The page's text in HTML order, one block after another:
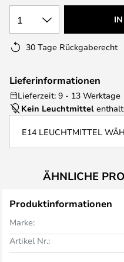
1
30 Tage Rückgaberecht
Lieferinformationen
Lieferzeit: 9 - 13 Werktage
Kein Leuchtmittel
E14 LEUCHTMITTEL
ÄHNLICHE
Produktinformationen
Marke:
Artikel Nr.: